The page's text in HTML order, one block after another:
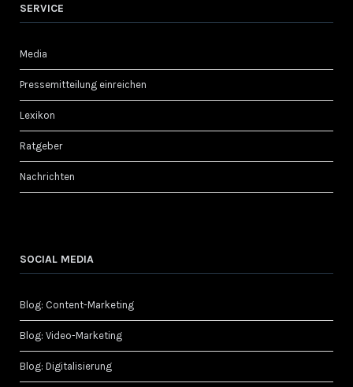
SERVICE
Media
Pressemitteilung einreichen
Lexikon
Ratgeber
Nachrichten
SOCIAL MEDIA
Blog: Content-Marketing
Blog: Video-Marketing
Blog: Digitalisierung